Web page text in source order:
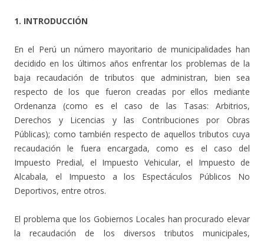
1. INTRODUCCIÓN
En el Perú un número mayoritario de municipalidades han
decidido en los últimos años enfrentar los problemas de la
baja recaudación de tributos que administran, bien sea
respecto de los que fueron creadas por ellos mediante
Ordenanza (como es el caso de las Tasas: Arbitrios,
Derechos y Licencias y las Contribuciones por Obras
Públicas); como también respecto de aquellos tributos cuya
recaudación le fuera encargada, como es el caso del
Impuesto Predial, el Impuesto Vehicular, el Impuesto de
Alcabala, el Impuesto a los Espectáculos Públicos No
Deportivos, entre otros.
El problema que los Gobiernos Locales han procurado elevar
la recaudación de los diversos tributos municipales,